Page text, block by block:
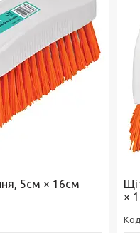
5см × 16см
×